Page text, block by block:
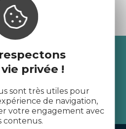
privée !
sont très utiles pour
de navigation,
votre engagement avec
contenus.
des
d’Armor